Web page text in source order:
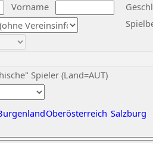
Vorname
Spieler (Land=AUT)
Oberösterreich Salzburg